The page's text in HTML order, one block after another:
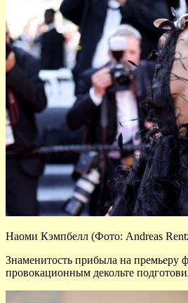
Наоми Кэмпбелл (Фото: Andreas
Знаменитость прибыла на премьеру
провокационным декольте